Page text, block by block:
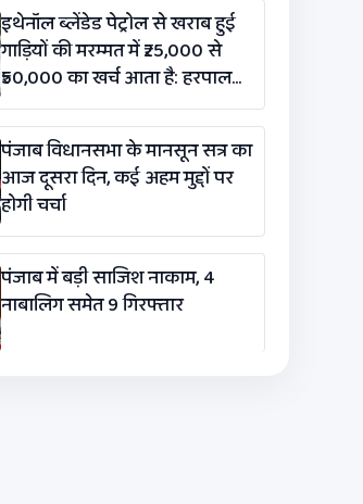
इथेनॉल ब्लेंडेड पेट्रोल से खराब हुई
गाड़ियों की मरम्मत में ₹25,000 से
₹50,000 का खर्च आता है: हरपाल
सिंह चीमा
पंजाब विधानसभा के मानसून सत्र का
आज दूसरा दिन, कई अहम मुद्दों पर
होगी चर्चा
पंजाब में बड़ी साजिश नाकाम, 4
नाबालिग समेत 9 गिरफ्तार